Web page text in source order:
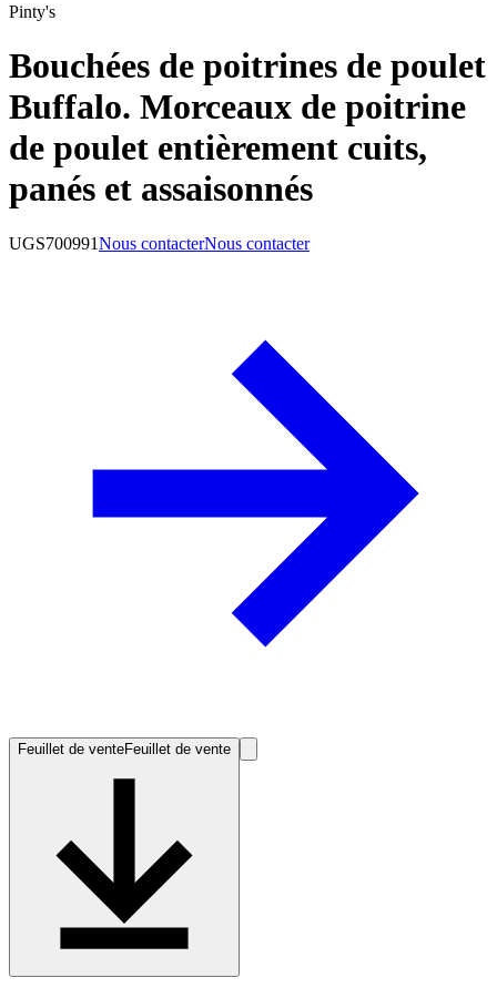
Pinty's
Bouchées de poitrines de poulet
Buffalo. Morceaux de poitrine
de poulet entièrement cuits,
panés et assaisonnés
UGS700991Nous contacterNous contacter
Feuillet de venteFeuillet de vente